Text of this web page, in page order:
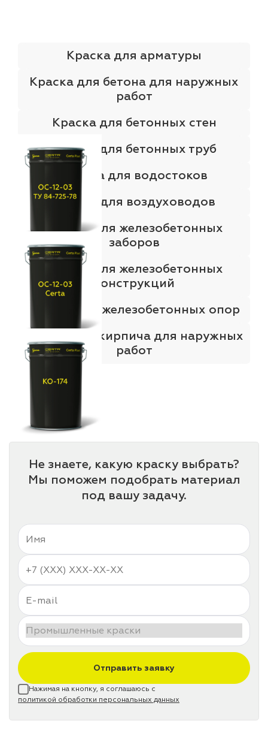
Краска для арматуры
Краска для бетона для наружных
работ
Краска для бетонных стен
Краска для бетонных труб
Краска для водостоков
Краска для воздуховодов
Краска для железобетонных
заборов
Краска для железобетонных
конструкций
Краска для железобетонных опор
Краска для кирпича для наружных
работ
Не знаете, какую краску выбрать?
Мы поможем подобрать материал
под вашу задачу.
Отправить заявку
Нажимая на кнопку, я соглашаюсь с
политикой обработки персональных данных